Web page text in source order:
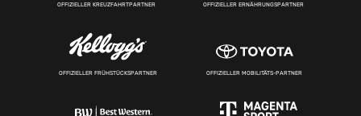
OFFIZIELLER KREUZFAHRTPARTNER OFFIZIELLER ERNÄHRUNGSPARTNER
OFFIZIELLER FRÜHSTÜCKSPARTNER OFFIZIELLER MOBILITÄTS-PARTNER